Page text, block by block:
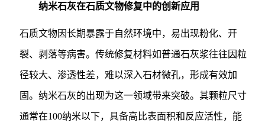
纳米石灰在石质文物修复中的创新应用
石质文物因长期暴露于自然环境中，易出现粉化、开
裂、剥落等病害。传统修复材料如普通石灰浆往往因粒
径较大、渗透性差，难以深入石材微孔，形成有效加
固。纳米石灰的出现为这一领域带来突破。其颗粒尺寸
通常在100纳米以下，具备高比表面积和反应活性，能